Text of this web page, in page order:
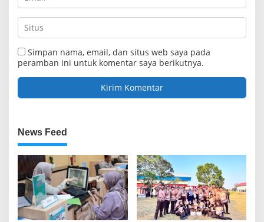
Simpan nama, email, dan situs web saya pada
peramban ini untuk komentar saya berikutnya.
News Feed